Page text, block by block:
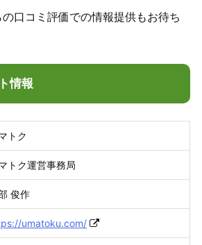
口コミ評価での情報提供もお待ち
情報
トク
トク運営事務局
俊作
umatoku.com/